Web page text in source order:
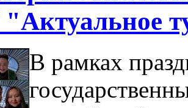
В рамках